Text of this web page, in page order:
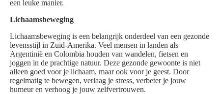
een leuke manier.
Lichaamsbeweging
Lichaamsbeweging is een belangrijk onderdeel van een gezonde
levensstijl in Zuid-Amerika. Veel mensen in landen als
Argentinië en Colombia houden van wandelen, fietsen en
joggen in de prachtige natuur. Deze gezonde gewoonte is niet
alleen goed voor je lichaam, maar ook voor je geest. Door
regelmatig te bewegen, verlaag je stress, verbeter je jouw
humeur en verhoog je jouw zelfvertrouwen.